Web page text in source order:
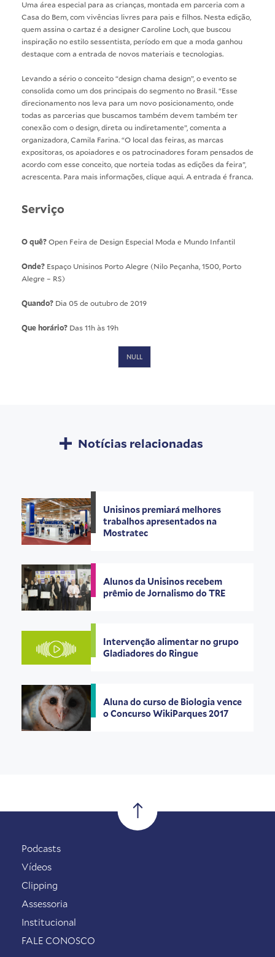
Uma área especial para as crianças, montada em parceria com a
Casa do Bem, com vivências livres para pais e filhos. Nesta edição,
quem assina o cartaz é a designer Caroline Loch, que buscou
inspiração no estilo sessentista, período em que a moda ganhou
destaque com a entrada de novos materiais e tecnologias.
Levando a sério o conceito “design chama design”, o evento se
consolida como um dos principais do segmento no Brasil. “Esse
direcionamento nos leva para um novo posicionamento, onde
todas as parcerias que buscamos também devem também ter
conexão com o design, direta ou indiretamente”, comenta a
organizadora, Camila Farina. “O local das feiras, as marcas
expositoras, os apoiadores e os patrocinadores foram pensados de
acordo com esse conceito, que norteia todas as edições da feira”,
acrescenta. Para mais informações, clique aqui. A entrada é franca.
Serviço
O quê?Open Feira de Design Especial Moda e Mundo Infantil
Onde? Espaço Unisinos Porto Alegre (Nilo Peçanha, 1500, Porto
Alegre – RS)
Quando? Dia 05 de outubro de 2019
Que horário? Das 11h às 19h
NULL
Notícias relacionadas
Unisinos premiará melhores
trabalhos apresentados na
Mostratec
Alunos da Unisinos recebem
prêmio de Jornalismo do TRE
Intervenção alimentar no grupo
Gladiadores do Ringue
Aluna do curso de Biologia vence
o Concurso WikiParques 2017
Podcasts
Vídeos
Clipping
Assessoria
Institucional
FALE CONOSCO